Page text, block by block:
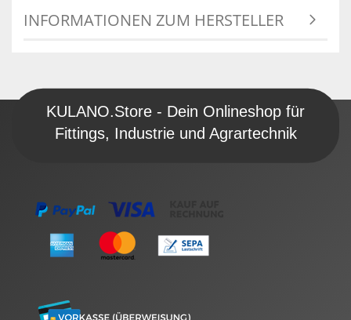
INFORMATIONEN ZUM HERSTELLER
KULANO.Store - Dein Onlineshop für
Fittings, Industrie und Agrartechnik